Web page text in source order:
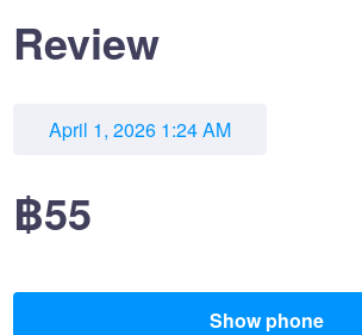
Review
April 1, 2026 1:24 AM
฿55
Show phone